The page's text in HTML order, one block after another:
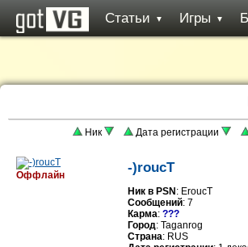
Статьи ▼ Игры ▼
Ник Дата регистрации
-)roucT
Ник в PSN : EroucT
Сообщений: 7
Карма: ???
Город: Taganrog
Страна: RUS
Оффлайн